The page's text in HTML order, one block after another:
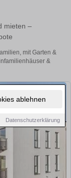
ablehnen
Datenschutzerklärung
mieten –
mit Garten &
&